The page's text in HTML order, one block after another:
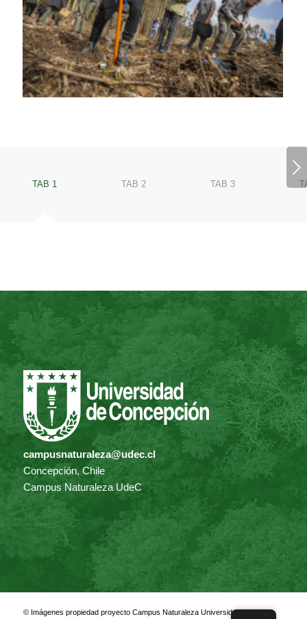
TAB 1 TAB 2 TAB 3
campusnaturaleza@udec.cl
Concepción, Chile
Campus Naturaleza UdeC
© Imágenes propiedad proyecto Campus Naturaleza Universidad de